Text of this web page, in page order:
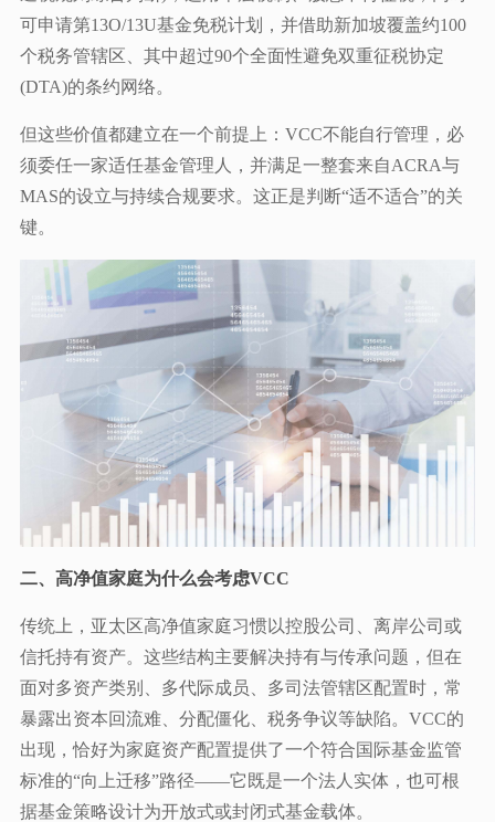
可申请第13O/13U基金免税计划，并借助新加坡覆盖约100
个税务管辖区、其中超过90个全面性避免双重征税协定
(DTA)的条约网络。
但这些价值都建立在一个前提上：VCC不能自行管理，必
须委任一家适任基金管理人，并满足一整套来自ACRA与
MAS的设立与持续合规要求。这正是判断“适不适合”的关
键。
二、高净值家庭为什么会考虑VCC
传统上，亚太区高净值家庭习惯以控股公司、离岸公司或
信托持有资产。这些结构主要解决持有与传承问题，但在
面对多资产类别、多代际成员、多司法管辖区配置时，常
暴露出资本回流难、分配僵化、税务争议等缺陷。VCC的
出现，恰好为家庭资产配置提供了一个符合国际基金监管
标准的“向上迁移”路径——它既是一个法人实体，也可根
据基金策略设计为开放式或封闭式基金载体。